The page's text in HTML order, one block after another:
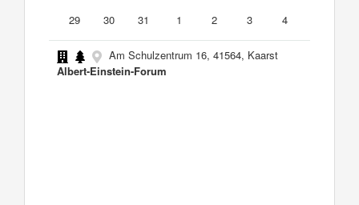
29
30 31 1 2 3 4
Am Schulzentrum 16, 41564, Kaarst
Albert-Einstein-Forum